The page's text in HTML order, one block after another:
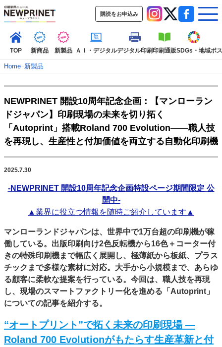
購読をお申込み
TOP 新商品 新製品 ＡＩ・デジタルデジタル印刷印刷通販SDGs・地域ポ
TOP
新着記事 特集記事
動画コンテンツ
インタビュー
コレクション
カテゴリー一覧
新商品 新製品 ＡＩ・デジタル デジタル印刷
印刷通販
SDGs・地域
人事・移転・異動・訃報
特集・デジタル印刷 アイデアで勝負！ ～多様なビジネス・多彩な商材～
JAPAN PACK 2023 特集
中古印刷機・製本機特集
2022 検査・校正特集
特集・デジタル印刷 ～ 新成長軌道を描く
案内
発刊案内
JFPI印刷用語集 印刷機材年鑑
会社案内
購読・購入申し込み
サイトポリシー
お問い合わせ
Home–新製品
NEWPRINET 開設10周年記念企画：【マンローラン
ドジャパン】印刷現場の未来を切り拓く
「Autoprint」搭載Roland 700 Evolution――職人技
を再現し、生産性と付加価値を両立する自動化印刷機
2025.7.30
-NEWPRINET 開設10周年記念企画特設ページ期間限定 公
開中-
▲業界に役立つ情報を随時ご紹介しています▲
マンローランドジャパンは、世界中で1万台超の印刷機が稼
働している。出版印刷向け2色反転機から16色＋コーター付
きの特殊印刷機まで幅広く展開し、極薄紙から板紙、プラス
チックまで多様な素材に対応。大手から小規模まで、あらゆ
る顧客に柔軟な提案を行っている。今回は、職人技を再現
し、現場のスマートファクトリー化を進める「Autoprint」
についての記事を紹介する。
“オートプリント”で拓く未来の印刷現場 ―
Roland 700 Evolutionがもたらす生産革新と付